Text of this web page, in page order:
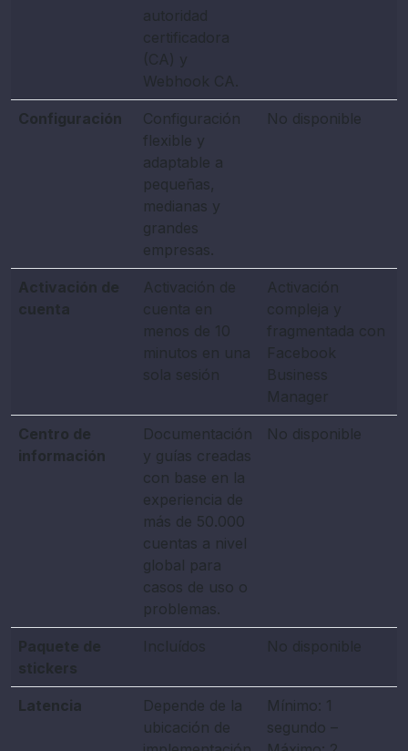
autoridad
certificadora
(CA) y
Webhook CA.
Configuración
Configuración
flexible y
adaptable a
pequeñas,
medianas y
grandes
empresas.
No disponible
Activación de
cuenta
Activación de
cuenta en
menos de 10
minutos en una
sola sesión
Activación
compleja y
fragmentada con
Facebook
Business
Manager
Centro de
información
Documentación
y guías creadas
con base en la
experiencia de
más de 50.000
cuentas a nivel
global para
casos de uso o
problemas.
No disponible
Paquete de
stickers
Incluídos No disponible
Latencia
Depende de la
ubicación de
Mínimo: 1
segundo –